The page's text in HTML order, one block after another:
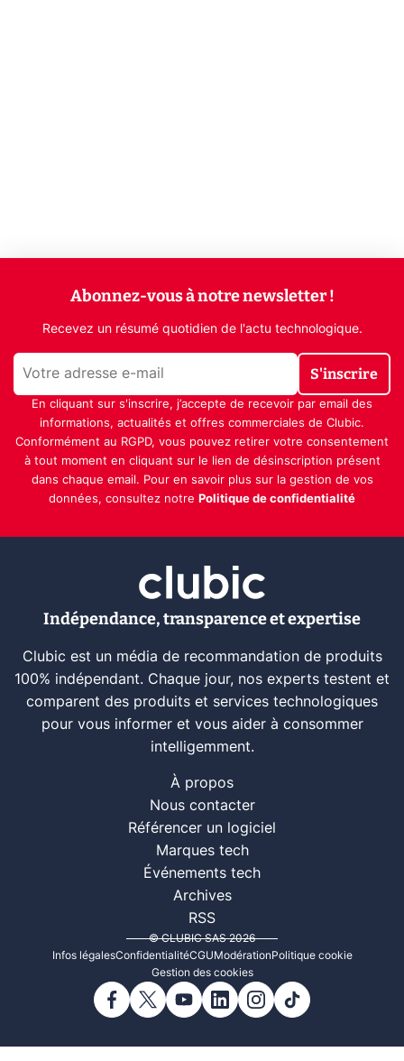
Abonnez-vous à notre newsletter !
Recevez un résumé quotidien de l'actu technologique.
S'inscrire
En cliquant sur s'inscrire, j’accepte de recevoir par email des
informations, actualités et offres commerciales de Clubic.
Conformément au RGPD, vous pouvez retirer votre consentement
à tout moment en cliquant sur le lien de désinscription présent
dans chaque email. Pour en savoir plus sur la gestion de vos
données, consultez notre Politique de confidentialité
Indépendance, transparence et expertise
Clubic est un média de recommandation de produits
100% indépendant. Chaque jour, nos experts testent et
comparent des produits et services technologiques
pour vous informer et vous aider à consommer
intelligemment.
À propos
Nous contacter
Référencer un logiciel
Marques tech
Événements tech
Archives
RSS
© CLUBIC SAS 2026
Infos légalesConfidentialitéCGUModérationPolitique cookie
Gestion des cookies